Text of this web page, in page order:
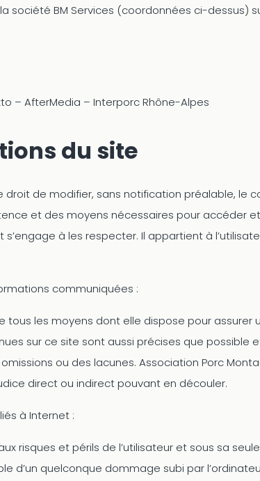
société BM Services (coordonnées ci-dessus)
– AfterMedia – Interporc Rhône-Alpes
du site
droit de modifier, sans notification préalable, le
et des moyens nécessaires pour accéder
à les respecter. Il appartient à
communiquées :
les moyens dont elle dispose pour assurer
sur ce site sont aussi précises que
ou des lacunes. Association Porc
direct ou indirect pouvant en découler.
à Internet :
risques et périls de l’utilisateur et sous sa
d’un quelconque dommage subi par